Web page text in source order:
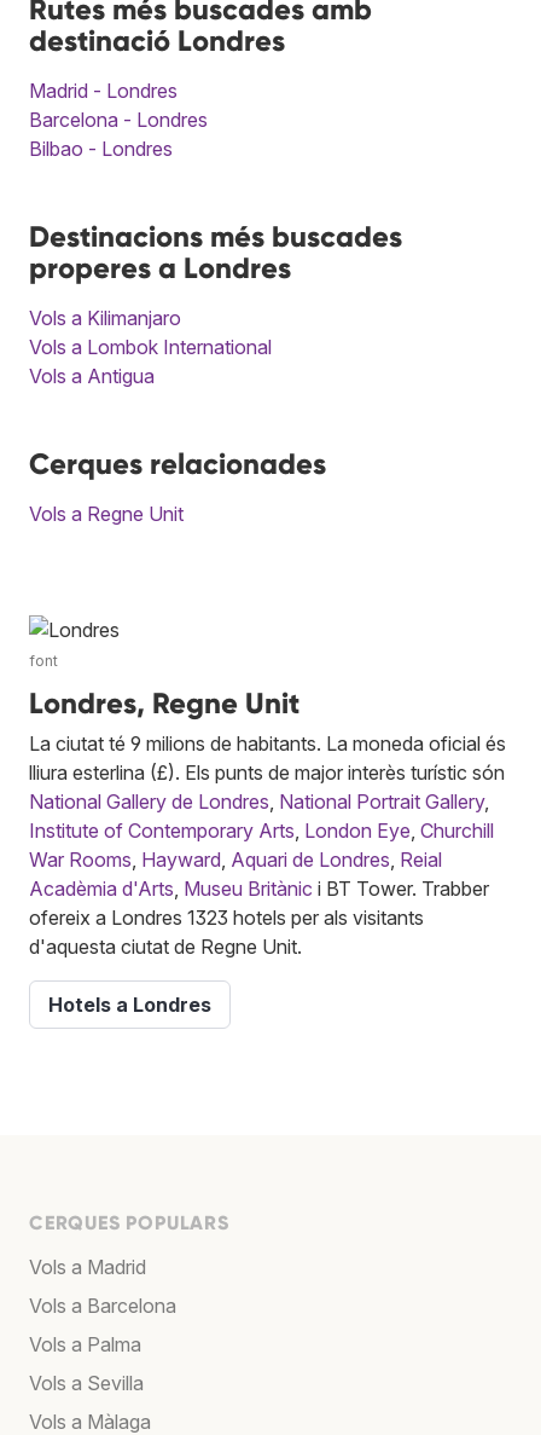
Rutes més buscades amb
destinació Londres
Madrid - Londres
Barcelona - Londres
Bilbao - Londres
Destinacions més buscades
properes a Londres
Vols a Kilimanjaro
Vols a Lombok International
Vols a Antigua
Cerques relacionades
Vols a Regne Unit
font
Londres, Regne Unit
La ciutat té 9 milions de habitants. La moneda oficial és
lliura esterlina (£). Els punts de major interès turístic són
National Gallery de Londres National Portrait Gallery,
Institute of Contemporary Arts London Eye Churchill
War Rooms Hayward Aquari de Londres Reial
Acadèmia d'Arts Museu Britànic i BT Tower. Trabber
ofereix a Londres 1323 hotels per als visitants
d'aquesta ciutat de Regne Unit.
Hotels a Londres
CERQUES POPULARS
Vols a Madrid
Vols a Barcelona
Vols a Palma
Vols a Sevilla
Vols a Màlaga